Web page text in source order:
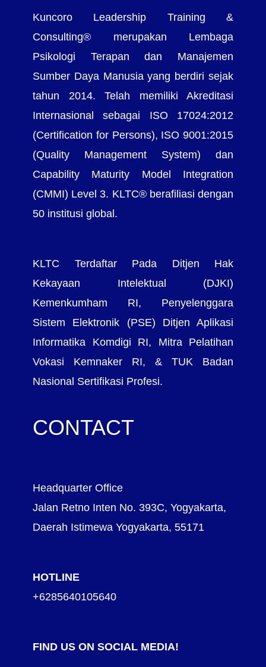
Kuncoro Leadership Training &
Consulting® merupakan Lembaga
Psikologi Terapan dan Manajemen
Sumber Daya Manusia yang berdiri sejak
tahun 2014. Telah memiliki Akreditasi
Internasional sebagai ISO 17024:2012
(Certification for Persons), ISO 9001:2015
(Quality Management System) dan
Capability Maturity Model Integration
(CMMI) Level 3. KLTC® berafiliasi dengan
50 institusi global.
KLTC Terdaftar Pada Ditjen Hak
Kekayaan Intelektual (DJKI)
Kemenkumham RI, Penyelenggara
Sistem Elektronik (PSE) Ditjen Aplikasi
Informatika Komdigi RI, Mitra Pelatihan
Vokasi Kemnaker RI, & TUK Badan
Nasional Sertifikasi Profesi.
CONTACT
Headquarter Office
Jalan Retno Inten No. 393C, Yogyakarta,
Daerah Istimewa Yogyakarta, 55171
HOTLINE
+6285640105640
FIND US ON SOCIAL MEDIA!